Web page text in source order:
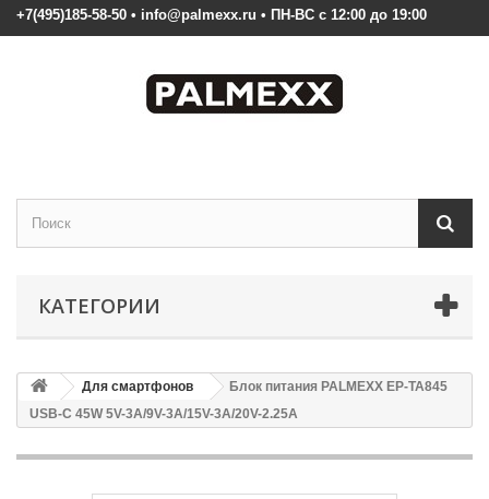
+7(495)185-58-50 • info@palmexx.ru • ПН-ВС с 12:00 до 19:00
КАТЕГОРИИ
Для смартфонов
Блок питания PALMEXX EP-TA845
USB-C 45W 5V-3A/9V-3A/15V-3A/20V-2.25A